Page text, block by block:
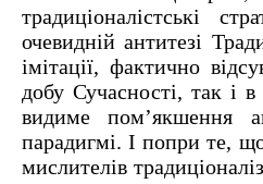
традиціоналістські
очевидній антитезі
імітації, фактично
добу Сучасності, так і
видиме пом’якшення
парадигмі. І попри те,
мислителів